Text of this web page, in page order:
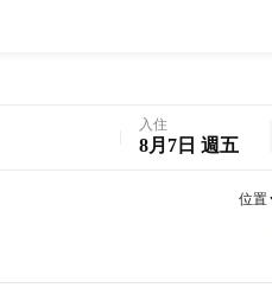
入住
8月7日 週五
位置